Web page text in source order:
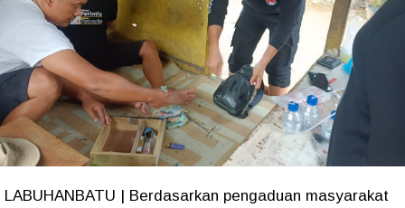
LABUHANBATU | Berdasarkan pengaduan masyarakat